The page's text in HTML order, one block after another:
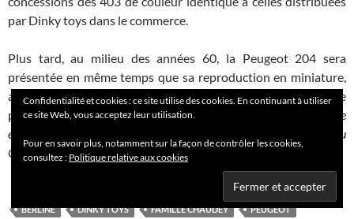
par Dinky toys dans le commerce.
Plus tard, au milieu des années 60, la Peugeot 204 sera
présentée en même temps que sa reproduction en miniature,
avec un étui particulier, une belle robe blanche et une
particularité :une gravure de châssis différente de celle distribuée
en commerce (sans la mention « SGDG : sans garantie du
Gouvernement » )
BERLINE DINKY TOYS FAMILLE CHAUDEY PEUGEOT
Confidentialité et cookies : ce site utilise des cookies. En continuant à utiliser
ce site Web, vous acceptez leur utilisation.
Pour en savoir plus, notamment sur la façon de contrôler les cookies,
consultez : Politique relative aux cookies